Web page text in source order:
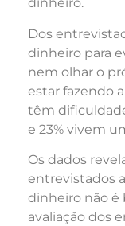
Dos
dinheiro para
nem olhar o
estar fazendo
têm
e 23% vivem
Os dados
entrevistados
dinheiro não é
avaliação dos